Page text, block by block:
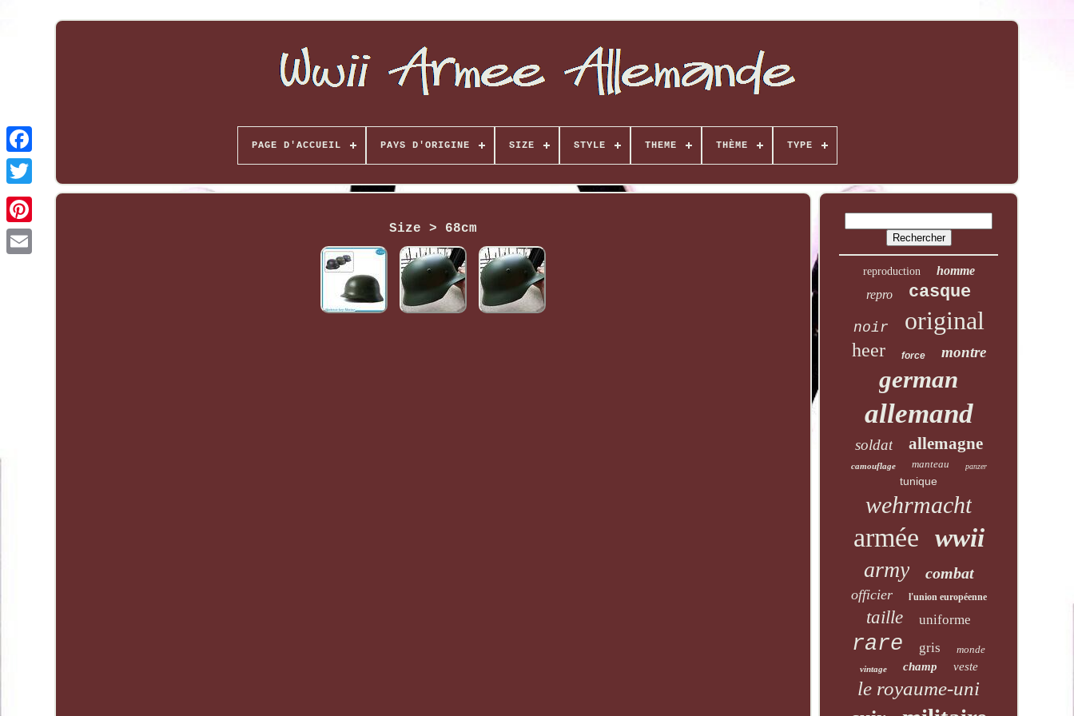
PAGE D'ACCUEIL PAYS D'ORIGINE SIZE STYLE THEME THÈME TYPE
Size > 68cm
reproduction
homme
repro
casque
noir original
heer force montre
german
allemand
soldat allemagne
camouflage manteau panzer
tunique
wehrmacht
armée wwii
army combat
officier l'union européenne
taille uniforme
rare gris monde
vintage champ veste
le royaume-uni